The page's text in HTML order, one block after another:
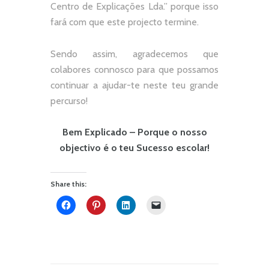
Centro de Explicações Lda.” porque isso
fará com que este projecto termine.
Sendo assim, agradecemos que
colabores connosco para que possamos
continuar a ajudar-te neste teu grande
percurso!
Bem Explicado – Porque o nosso
objectivo é o teu Sucesso escolar!
Share this: